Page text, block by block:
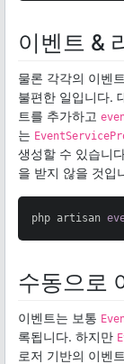
이벤트 &
물론 각각의 이벤
불편한 일입니다.
트를 추가하고
는
생성할 수 있습니
을 받지 않을 것입
php artisan
수동으로
이벤트는 보통
록됩니다. 하지만
로저 기반의 이벤